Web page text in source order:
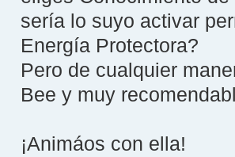
sería lo suyo activar
Energía Protectora?
Pero de cualquier
Bee y muy
¡Animáos con ella!